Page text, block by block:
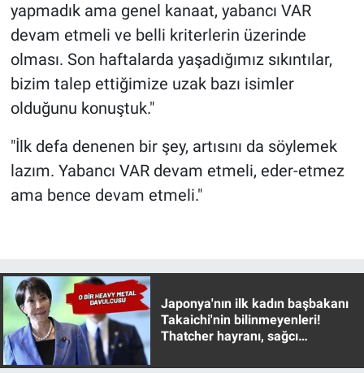
yapmadık ama genel kanaat, yabancı VAR
devam etmeli ve belli kriterlerin üzerinde
olması. Son haftalarda yaşadığımız sıkıntılar,
bizim talep ettiğimize uzak bazı isimler
olduğunu konuştuk."
"İlk defa denenen bir şey, artısını da söylemek
lazım. Yabancı VAR devam etmeli, eder-etmez
ama bence devam etmeli."
Japonya'nın ilk kadın başbakanı
Takaichi'nin bilinmeyenleri!
Thatcher hayranı, sağcı
Yerel Yaşam
Canlı Yayın